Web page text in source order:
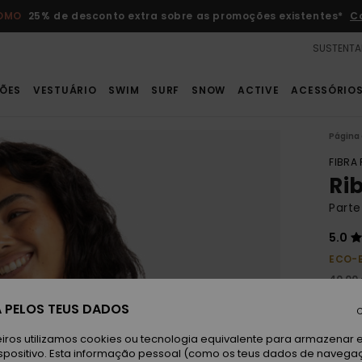
25% de desconto extra sobre as promoções existentes*
VESTUÁRIO SWIM SURF SNOW ACTIVE ACESSÓRIOS
Página
FIBRA
5.0
ECO-
40,00
TEUS DADOS
utilizamos cookies ou tecnologia equivalente para armazenar
Esta informação pessoal (como os teus dados de